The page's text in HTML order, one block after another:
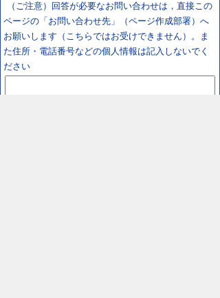
（ご注意）回答が必要なお問い合わせは，直接この
ページの「お問い合わせ先」（ページ作成部署）へ
お願いします（こちらではお受けできません）。ま
た住所・電話番号などの個人情報は記入しないでく
ださい